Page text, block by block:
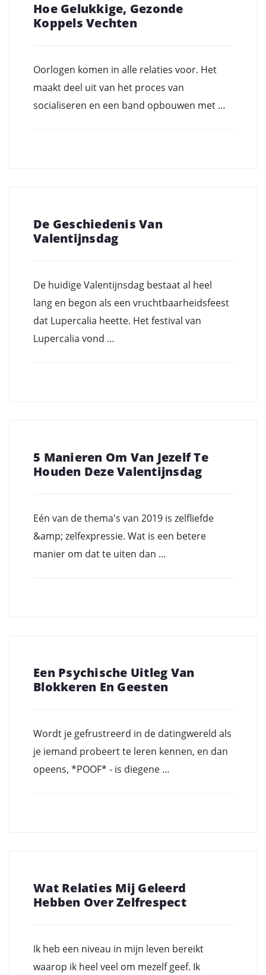
Hoe Gelukkige, Gezonde
Koppels Vechten
Oorlogen komen in alle relaties voor. Het
maakt deel uit van het proces van
socialiseren en een band opbouwen met …
De Geschiedenis Van
Valentijnsdag
De huidige Valentijnsdag bestaat al heel
lang en begon als een vruchtbaarheidsfeest
dat Lupercalia heette. Het festival van
Lupercalia vond …
5 Manieren Om Van Jezelf Te
Houden Deze Valentijnsdag
Eén van de thema's van 2019 is zelfliefde
&amp; zelfexpressie. Wat is een betere
manier om dat te uiten dan …
Een Psychische Uitleg Van
Blokkeren En Geesten
Wordt je gefrustreerd in de datingwereld als
je iemand probeert te leren kennen, en dan
opeens, *POOF* - is diegene …
Wat Relaties Mij Geleerd
Hebben Over Zelfrespect
Ik heb een niveau in mijn leven bereikt
waarop ik heel veel om mezelf geef. Ik